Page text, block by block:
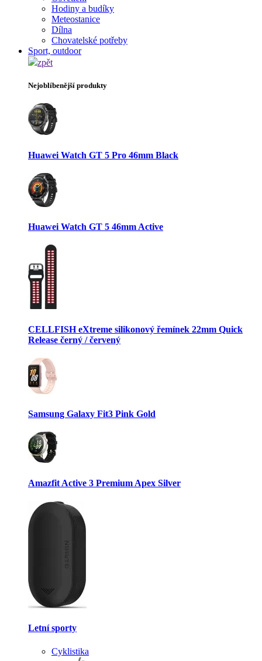
Hodiny a budíky
Meteostanice
Dílna
Chovatelské potřeby
Sport, outdoor
zpět
Nejoblíbenější produkty
Huawei Watch GT 5 Pro 46mm Black
Huawei Watch GT 5 46mm Active
CELLFISH eXtreme silikonový řemínek 22mm Quick
Release černý / červený
Samsung Galaxy Fit3 Pink Gold
Amazfit Active 3 Premium Apex Silver
Letní sporty
Cyklistika